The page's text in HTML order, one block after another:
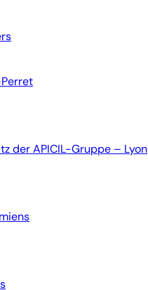
der APICIL-Gruppe – Lyon